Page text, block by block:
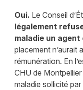
Oui. Le Conseil
légalement
maladie un agent
placement n’aurait
rémunération. En
CHU de
maladie sollicité